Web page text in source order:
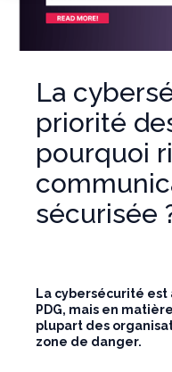
La
priorité
pourquoi
sécurisée
La cybersécurité
PDG, mais en
plupart des
zone de danger.